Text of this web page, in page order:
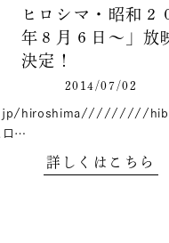
ヒロシマ・昭和２
年８月６日～」放
決定！
2014/07/02
hiroshima/////////
ロ…
詳しくはこちら